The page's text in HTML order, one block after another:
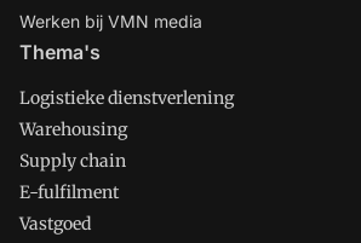
Werken bij VMN media
Thema's
Logistieke dienstverlening
Warehousing
Supply chain
E-fulfilment
Vastgoed